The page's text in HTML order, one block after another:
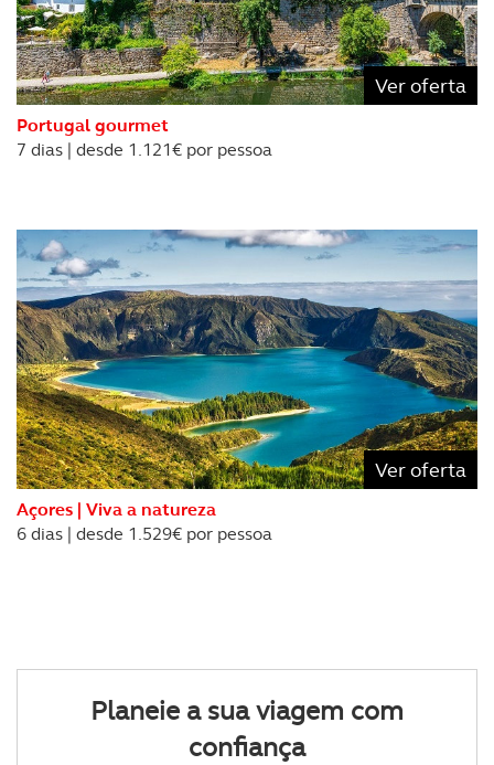
Ver oferta
Portugal gourmet
7 dias | desde 1.121€ por pessoa
Ver oferta
Açores | Viva a natureza
6 dias | desde 1.529€ por pessoa
Planeie a sua viagem com
confiança